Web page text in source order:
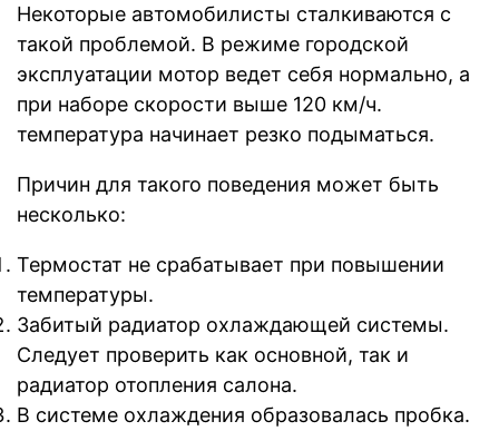
Некоторые автомобилисты сталкиваются с
такой проблемой. В режиме городской
эксплуатации мотор ведет себя нормально, а
при наборе скорости выше 120 км/ч.
температура начинает резко подыматься.
Причин для такого поведения может быть
несколько:
Термостат не срабатывает при повышении
температуры.
Забитый радиатор охлаждающей системы.
Следует проверить как основной, так и
радиатор отопления салона.
В системе охлаждения образовалась пробка.